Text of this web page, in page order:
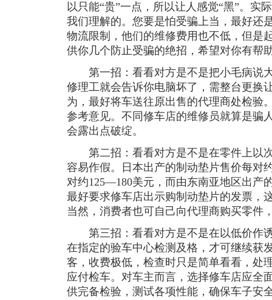
以只能“贵”一点，所以让人感觉“黑”。实
我们理解的。您要是怕受骗上当，最好还
物流限制，他们的维修费用也不低，但是
供你几个防止受骗的绝招，希望对你有帮
第一招：看看对方是不是把小毛病说
修理工就会告诉你电脑坏了，需整台更换
为，最好将车送往原出售的代理商处检验
参考意见。不同修车店的维修员就算是骗
会露出点破绽。
第二招：看看对方是不是在零件上以
容易作假。日本出产的制动垫片售价每对
对约125—180美元，而由东南亚地区出产
最好要求修车店出示购制动垫片的发票，
当然，消费者也可自己向代理商购买零件
第三招：看看对方是不是在以低价作
在指定的验车中心检测及格，才可继续获
客，收费极低，检查时只是简单看看，处
应付检车。对车主而言，选择修车店应全
供完备检验，测试各项性能，确保车子安